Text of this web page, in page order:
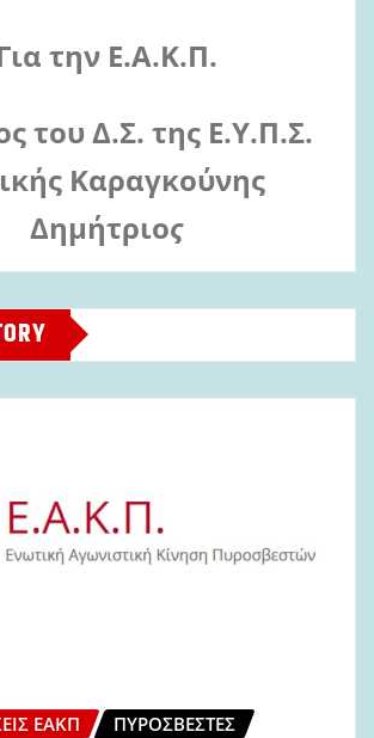
την Ε.Α.Κ.Π.
του Δ.Σ. της Ε.Υ.Π.Σ.
Καραγκούνης
Δημήτριος
ΕΑΚΠ ΠΥΡΟΣΒΈΣΤΕΣ